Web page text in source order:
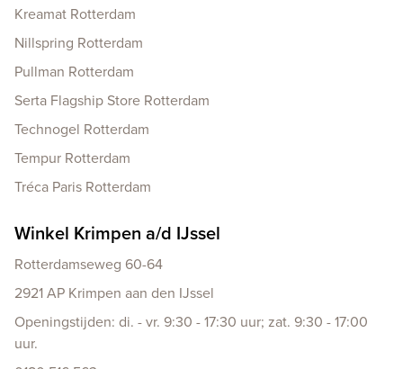
Kreamat Rotterdam
Nillspring Rotterdam
Pullman Rotterdam
Serta Flagship Store Rotterdam
Technogel Rotterdam
Tempur Rotterdam
Tréca Paris Rotterdam
Winkel Krimpen a/d IJssel
Rotterdamseweg 60-64
2921 AP Krimpen aan den IJssel
Openingstijden: di. - vr. 9:30 - 17:30 uur; zat. 9:30 - 17:00
uur.